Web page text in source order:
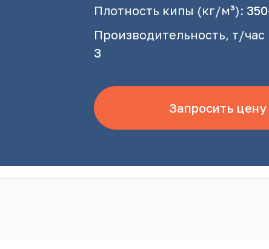
Плотность кипы (кг/м³):
Производительность, т/
3
Запросить цену